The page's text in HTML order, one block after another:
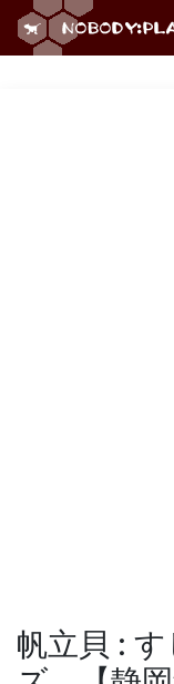
帆立貝 :